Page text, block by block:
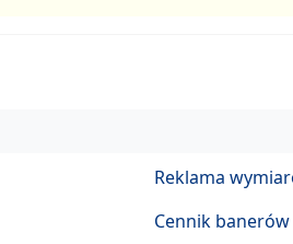
Reklama
Cennik banerów